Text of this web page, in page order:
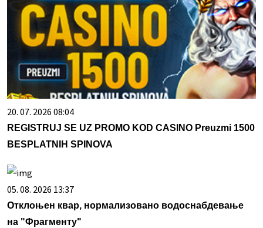
20. 07. 2026 08:04
REGISTRUJ SE UZ PROMO KOD CASINO Preuzmi 1500
BESPLATNIH SPINOVA
05. 08. 2026 13:37
Отклоњен квар, нормализовано водоснабдевање
на "Фрагменту"